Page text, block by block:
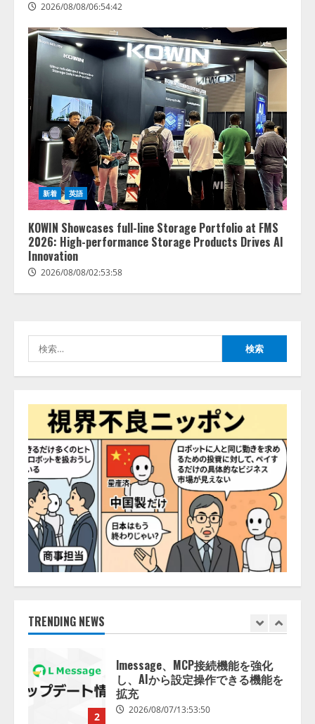
2026/08/08/06:54:42
新着 英語
KOWIN Showcases full-line Storage Portfolio at FMS
2026: High-performance Storage Products Drives AI
Innovation
2026/08/08/02:53:58
索:
TRENDING NEWS
2
lmessage、MCP接続機能を強化
し、AIから設定操作できる機能を
拡充
2026/08/07/13:53:50
【2026年企業のAI導入・活用に関
する調査】AIを組織として導入で
きている企業は26.8％。AI導入企
業の68.0％が、自社でのAI導入・
答
ナレッジワーク、AIエンジニア油
の業界特化LLM」の開発とAI研究
2026/08/07/10:54:31
5
「TinhVan Technologies JSC.」と業
務提携
2026/08/06/14:54:32
1
【開催報告】次世代AIプラットフ
ォーム「TAIZA」および新サービ
スに関する記者発表会を開催
2026/08/07/17:53:45
2
lmessage、MCP接続機能を強化
し、AIから設定操作できる機能を
3
する調査】AIを組織として導入で
きている企業は26.8％。AI導入企
業の68.0％が、自社でのAI導入・
活用は「上手くいっている」と回